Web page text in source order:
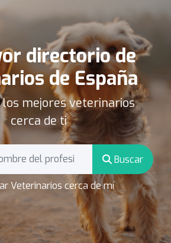
directorio de
de España
mejores veterinarios
cerca de ti
Buscar
Veterinarios cerca de mí